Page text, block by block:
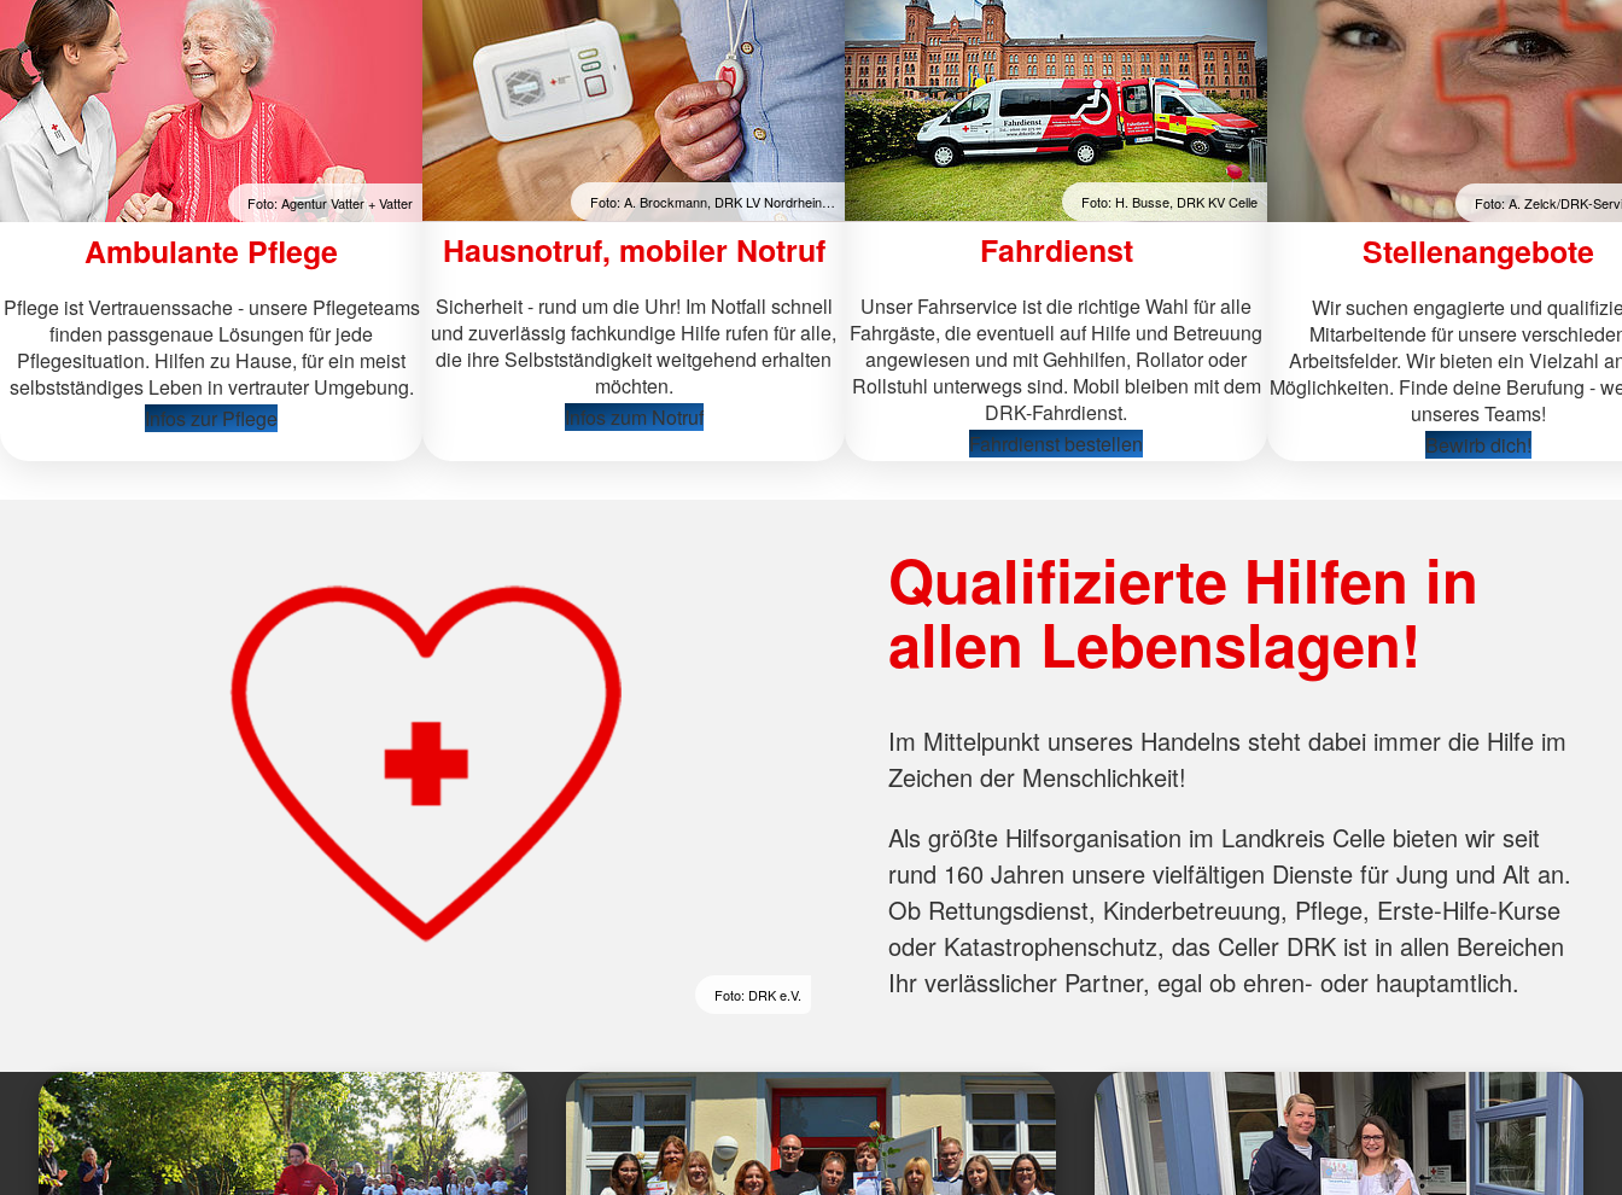
Ganztagsschulen
Schulbegleitung
Freiwilligendienste
Kurs AED- Frühdefibrillation
Foto: Agentur Vatter + Vatter
Ambulante Pflege
Pflege ist Vertrauenssache - unsere Pflegeteams
finden passgenaue Lösungen für jede
Pflegesituation. Hilfen zu Hause, für ein meist
selbstständiges Leben in vertrauter Umgebung.
Infos zur Pflege
Foto: A. Brockmann, DRK LV Nordrhein…
Hausnotruf, mobiler Notruf
Sicherheit - rund um die Uhr! Im Notfall schnell
und zuverlässig fachkundige Hilfe rufen für alle,
die ihre Selbstständigkeit weitgehend erhalten
möchten.
Infos zum Notruf
Foto: H. Busse, DRK KV Celle
Fahrdienst
Unser Fahrservice ist die richtige Wahl für alle
Fahrgäste, die eventuell auf Hilfe und Betreuung
angewiesen und mit Gehhilfen, Rollator oder
Rollstuhl unterwegs sind. Mobil bleiben mit dem
DRK-Fahrdienst.
Fahrdienst bestellen
Foto: A. Zelck/DRK-
Stellenangebote
Wir suchen engagierte und
Mitarbeitende für unsere
Arbeitsfelder. Wir bieten ein Vielzahl
Möglichkeiten. Finde deine Berufung -
unseres Teams!
Bewirb dich!
Foto: DRK e.V.
Qualifizierte Hilfen in
allen Lebenslagen!
Im Mittelpunkt unseres Handelns steht dabei immer die Hilfe im
Zeichen der Menschlichkeit!
Als größte Hilfsorganisation im Landkreis Celle bieten wir seit
rund 160 Jahren unsere vielfältigen Dienste für Jung und Alt an.
Ob Rettungsdienst, Kinderbetreuung, Pflege, Erste-Hilfe-Kurse
oder Katastrophenschutz, das Celler DRK ist in allen Bereichen
Ihr verlässlicher Partner, egal ob ehren- oder hauptamtlich.